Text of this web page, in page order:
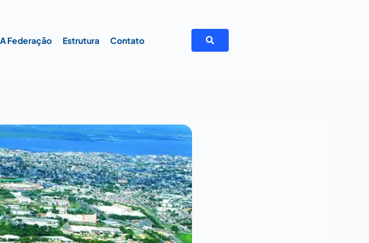
A Federação Estrutura Contato